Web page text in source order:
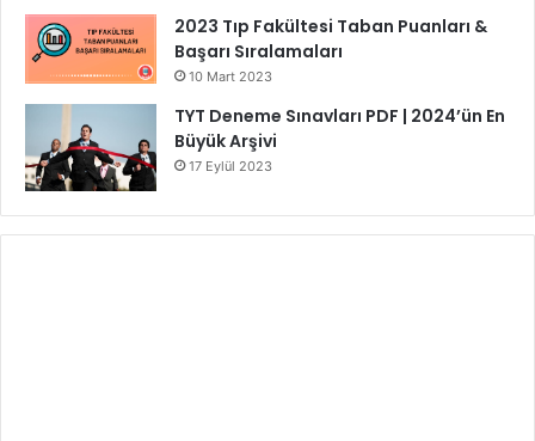
2023 Tıp Fakültesi Taban Puanları &
Başarı Sıralamaları
10 Mart 2023
TYT Deneme Sınavları PDF | 2024’ün En
Büyük Arşivi
17 Eylül 2023